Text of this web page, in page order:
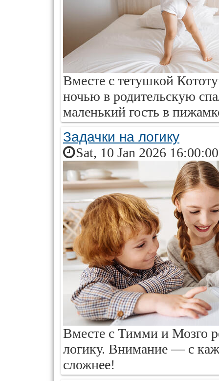
Вместе с тетушкой
ночью в родительскую
маленький гость в
Задачки на логику
Sat, 10 Jan 2026
Вместе с Тимми и Мозго
логику. Внимание — с
сложнее!